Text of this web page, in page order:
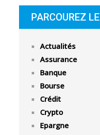
PARCOUREZ
Actualités
Assurance
Banque
Bourse
Crédit
Crypto
Epargne